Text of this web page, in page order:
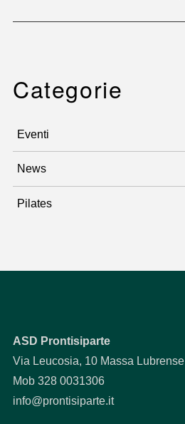
Categorie
Eventi
News
Pilates
ASD Prontisiparte
Via Leucosia, 10 Massa Lubrense
Mob 328 0031306
info@prontisiparte.it